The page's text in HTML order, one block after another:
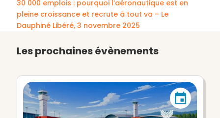
30 000 emplois : pourquoi l’aéronautique est en
pleine croissance et recrute à tout va – Le
Dauphiné Libéré, 3 novembre 2025
Les prochaines évènements